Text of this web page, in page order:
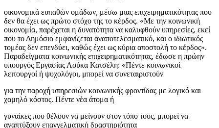
οικονομικά ευπαθών ομάδων, μέσω μιας επιχειρηματικότητας που
δεν θα έχει ως πρώτο στόχο της το κέρδος. «Με την κοινωνική
οικονομία, παρέχεται η δυνατότητα να καλυφθούν υπηρεσίες, εκεί
που το Δημόσιο εμφανίζεται αναποτελεσματικό, και ο ιδιωτικός
τομέας δεν επενδύει, καθώς έχει ως κύρια αποστολή το κέρδος».
Παραδείγματα κοινωνικής επιχειρηματικότητας, έδωσε η πρώην
υπουργός Εργασίας Λούκα Κατσέλη: «Πέντε κοινωνικοί
λειτουργοί ή ψυχολόγοι, μπορεί να συνεταιριστούν
για την παροχή υπηρεσιών κοινωνικής φροντίδας με λογικό και
χαμηλό κόστος. Πέντε νέα άτομα ή
γυναίκες που θέλουν να μείνουν στον τόπο τους, μπορεί να
αναπτύξουν επαγγελματική δραστηριότητα